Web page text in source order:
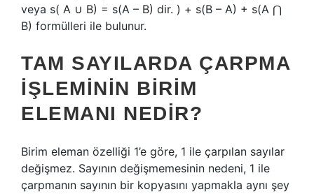
veya s( A ∪ B) = s(A – B) dir. ) + s(B – A) + s(A ⋂
B) formülleri ile bulunur.
TAM SAYILARDA ÇARPMA
IŞLEMININ BIRIM
ELEMANI NEDIR?
Birim eleman özelliği 1’e göre, 1 ile çarpılan sayılar
değişmez. Sayının değişmemesinin nedeni, 1 ile
çarpmanın sayının bir kopyasını yapmakla aynı şey